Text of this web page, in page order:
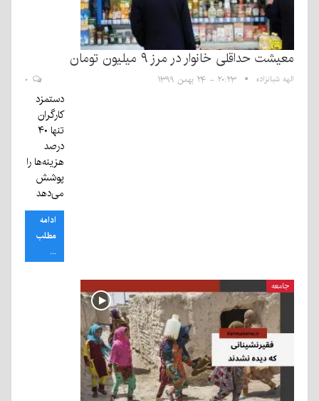
معیشت حداقلی خانوار در مرز ۹ میلیون تومان
الهه شبانزاده ۲۰:۲۳ - ۲۴ بهمن ۱۳۹۹
دستمزد
کارگران
تنها ۴۰
درصد
هزینه‌ها را
پوشش
می‌دهد
ادامه
مطلب
...
جامعه